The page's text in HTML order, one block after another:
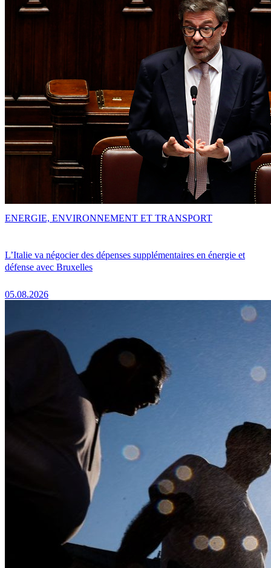
L’Italie va négocier des dépenses supplémentaires en énergie et
défense avec Bruxelles
05.08.2026
ENERGIE, ENVIRONNEMENT ET TRANSPORT